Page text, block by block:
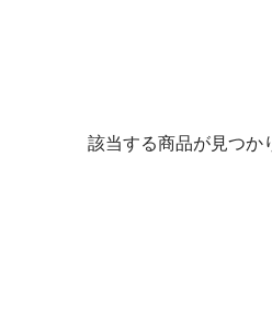
該当する商品が見つか